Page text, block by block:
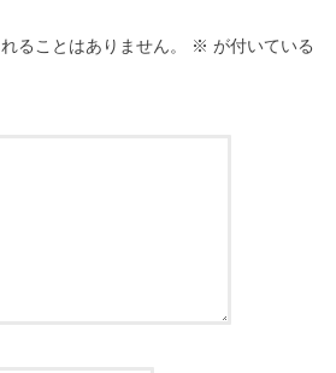
ることはありません。 ※ が付いている